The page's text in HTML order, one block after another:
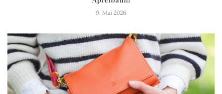
9. Mai 2026